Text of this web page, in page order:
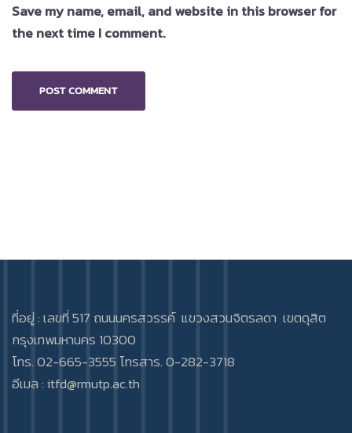
Save my name, email, and website in this browser for
the next time I comment.
ที่อยู่ : เลขที่ 517 ถนนนครสวรรค์ แขวงสวนจิตรลดา เขตดุสิต
กรุงเทพมหานคร 10300
โทร. 02-665-3555 โทรสาร. 0-282-3718
อีเมล :itfd@rmutp.ac.th